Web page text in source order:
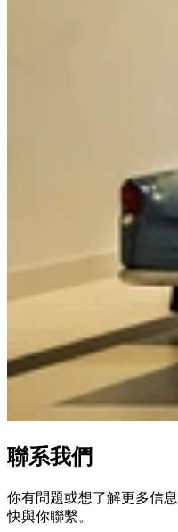
聯系我們
你有問題或想了解更多信
快與你聯繫。